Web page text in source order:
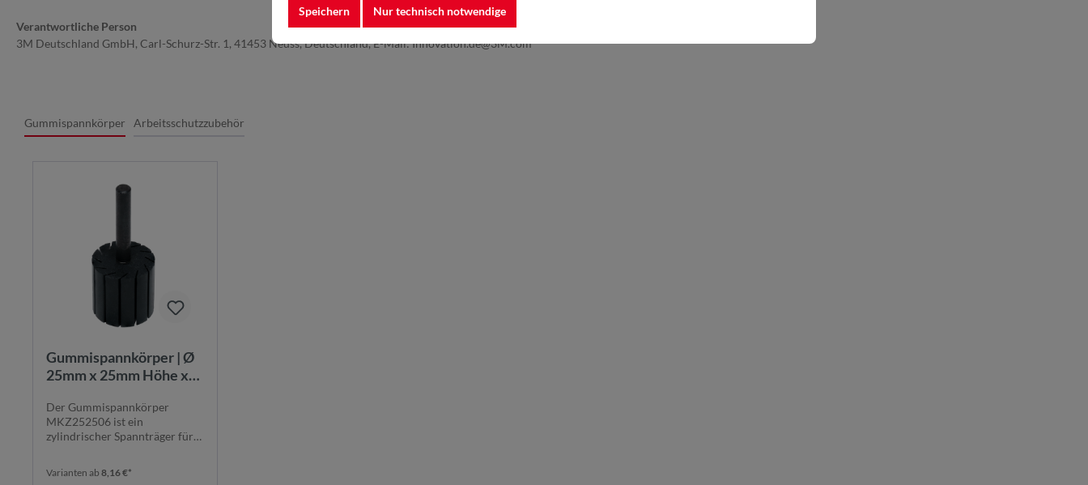
Verantwortliche Person
3M Deutschland GmbH, Carl-Schurz-Str. 1, 41453 Neuss, Deutschland, E-Mail: Innovation.de@3M.com
Gummispannkörper Arbeitsschutzzubehör
Gummispannkörper | Ø
25mm x 25mm Höhe x
Schaftdurchmesser |
zylindrisch |
MKZ252506
Der Gummispannkörper
MKZ252506 ist ein
zylindrischer Spannträger für
Varianten ab 8,16 €*
Speichern Nur technisch notwendige